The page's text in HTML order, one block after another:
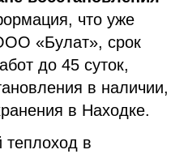
что уже
«Булат», срок
до 45 суток,
в наличии,
в Находке.
теплоход в